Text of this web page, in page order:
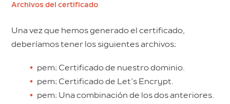
Archivos del certificado
Una vez que hemos generado el certificado,
deberíamos tener los siguientes archivos:
pem: Certificado de nuestro dominio.
pem: Certificado de Let’s Encrypt.
pem: Una combinación de los dos anteriores.